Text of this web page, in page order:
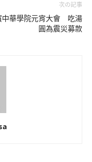
次の記事
中華學院元宵大會 吃湯
圓為震災募款